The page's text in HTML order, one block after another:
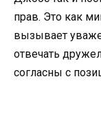
прав. Это как
вызывает
отвечать
согласны с